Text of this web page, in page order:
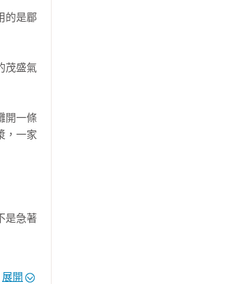
，讓
「自
。他說
些瑕
。受
的是郿
茂盛氣
開一條
，一家
是急著
展開